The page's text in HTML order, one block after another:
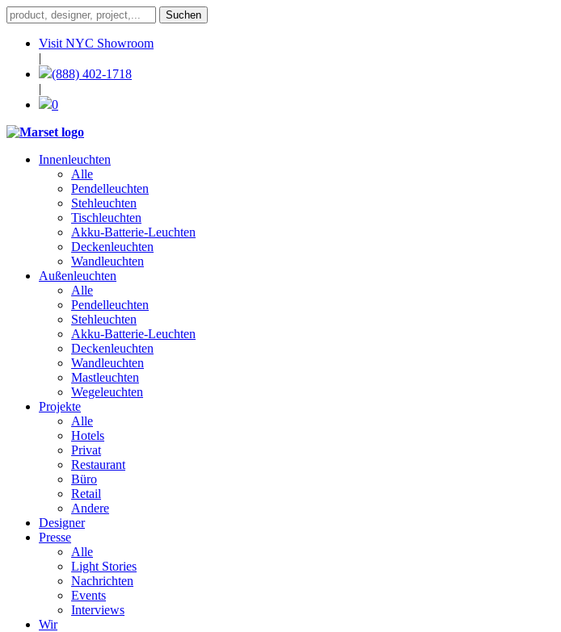
Visit NYC Showroom
|
(888) 402-1718
|
0
Innenleuchten
Alle
Pendelleuchten
Stehleuchten
Tischleuchten
Akku-Batterie-Leuchten
Deckenleuchten
Wandleuchten
Außenleuchten
Alle
Pendelleuchten
Stehleuchten
Akku-Batterie-Leuchten
Deckenleuchten
Wandleuchten
Mastleuchten
Wegeleuchten
Projekte
Alle
Hotels
Privat
Restaurant
Büro
Retail
Andere
Designer
Presse
Alle
Light Stories
Nachrichten
Events
Interviews
Wir